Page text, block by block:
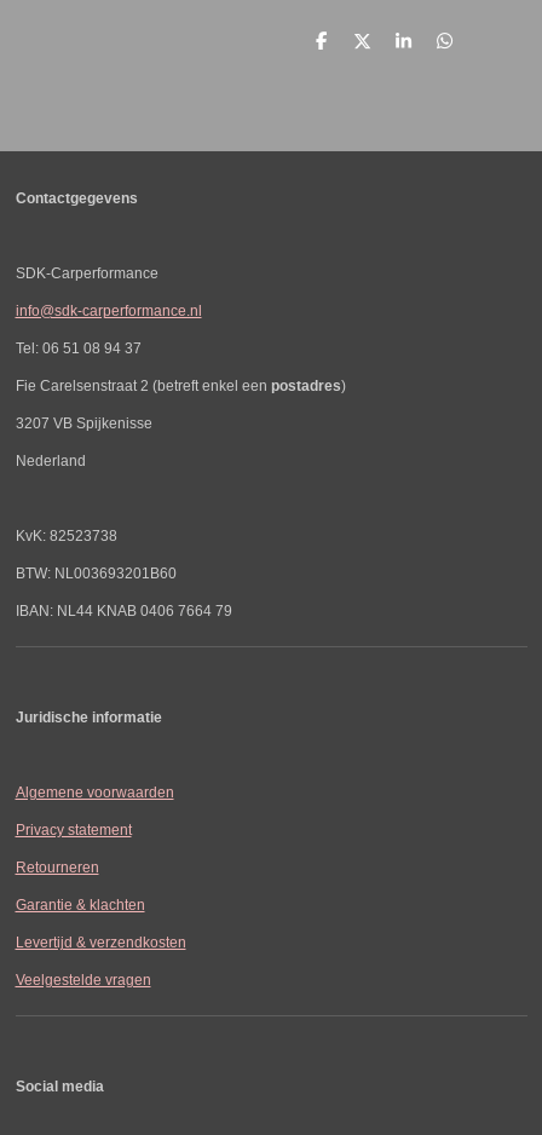
D
D
S
D
Contactgegevens
SDK-Carperformance
info@sdk-carperformance.nl
Tel: 06 51 08 94 37
Fie Carelsenstraat 2 (betreft enkel een postadres)
3207 VB Spijkenisse
Nederland
KvK: 82523738
BTW: NL003693201B60
IBAN: NL44 KNAB 0406 7664 79
Juridische informatie
Algemene voorwaarden
Privacy statement
Retourneren
Garantie & klachten
Levertijd & verzendkosten
Veelgestelde vragen
Social media